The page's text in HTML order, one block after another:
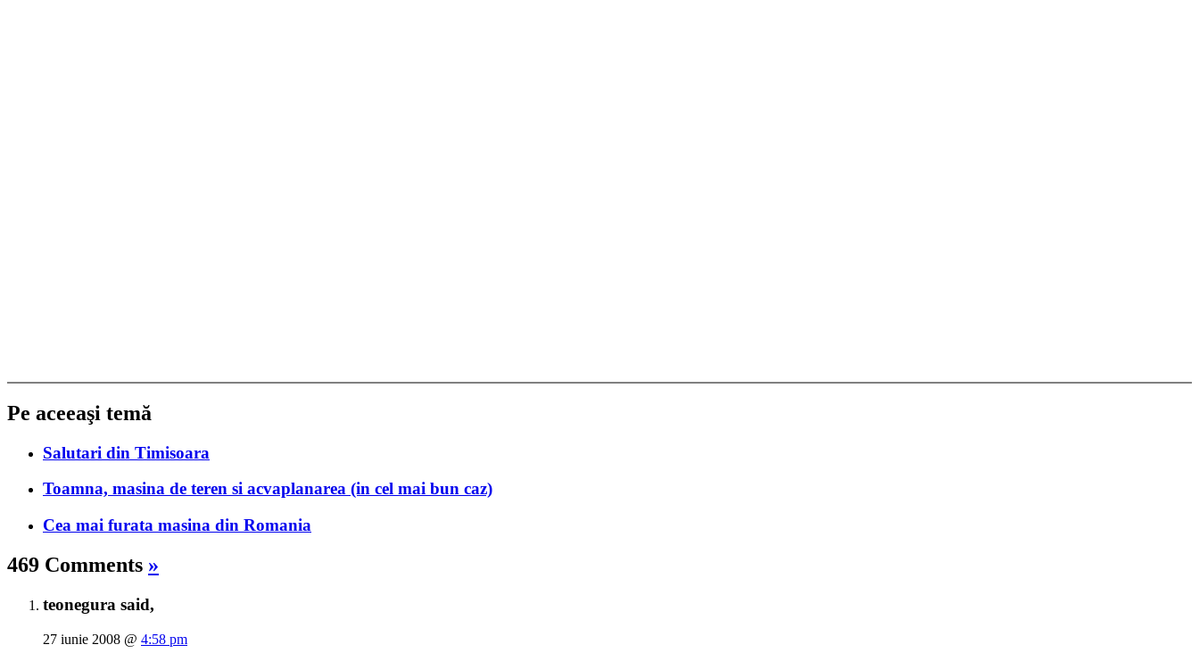
Pe aceeaşi temă
Salutari din Timisoara
Toamna, masina de teren si acvaplanarea (in cel mai bun caz)
Cea mai furata masina din Romania
469 Comments »
teonegura said,
27 iunie 2008 @ 4:58 pm